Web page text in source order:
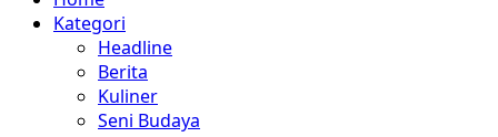
Kategori
Headline
Berita
Kuliner
Seni Budaya